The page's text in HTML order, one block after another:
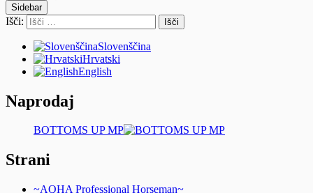
Sidebar
Išči:
Slovenščina
Hrvatski
English
Naprodaj
BOTTOMS UP MP
Strani
~AQHA Professional Horseman~